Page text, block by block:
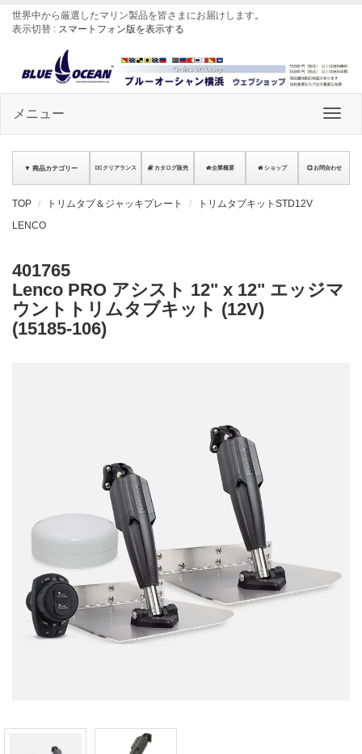
世界中から厳選したマリン製品を皆さまにお届けします。
表示切替 : スマートフォン版を表示する
メニュー
▼ 商品カテゴリー クリアランス カタログ販売 企業概要 ショップ お問合わせ
TOP トリムタブ＆ジャッキプレート
トリムタブキットSTD12V
LENCO
401765
Lenco PRO アシスト 12" x 12" エッジマ
ウントトリムタブキット (12V)
(15185-106)